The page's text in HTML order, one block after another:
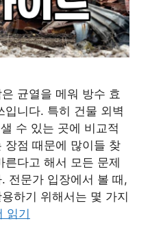
균열을 메워 방수 효
입니다. 특히 건물 외벽
수 있는 곳에 비교적
장점 때문에 많이들 찾
른다고 해서 모든 문제
전문가 입장에서 볼 때,
하기 위해서는 몇 가지
읽기